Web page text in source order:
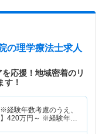
の理学療法士求人
応援！地域密着のリ
す！
※経験年数考慮のうえ、
420万円～ ※経験年数